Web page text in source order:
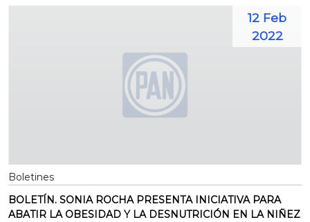
12 Feb
2022
Boletines
BOLETÍN. SONIA ROCHA PRESENTA INICIATIVA PARA
ABATIR LA OBESIDAD Y LA DESNUTRICIÓN EN LA NIÑEZ